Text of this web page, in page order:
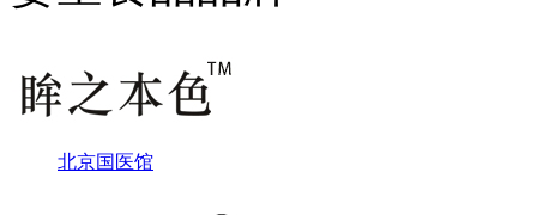
北京国医馆